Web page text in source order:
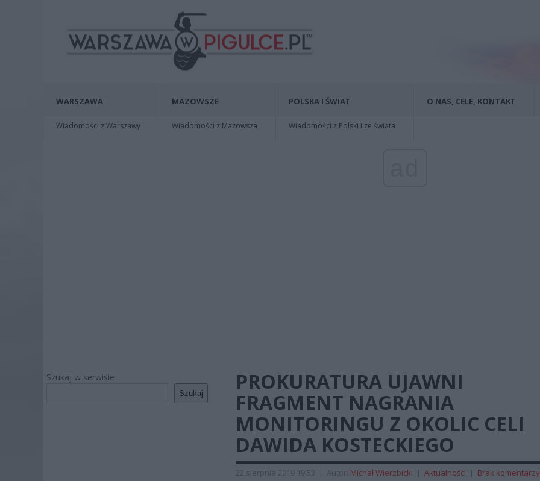
WARSZAWA
Wiadomości z Warszawy
MAZOWSZE
Wiadomości z Mazowsza
POLSKA I ŚWIAT
Wiadomości z Polski i ze świata
O NAS, CELE, KONTAKT
Szukaj w serwisie
Szukaj
PROKURATURA UJAWNI
FRAGMENT NAGRANIA
MONITORINGU Z OKOLIC CELI
DAWIDA KOSTECKIEGO
22 sierpnia 2019 19:53 | Autor: Michał Wierzbicki | Aktualności | Brak komentarzy